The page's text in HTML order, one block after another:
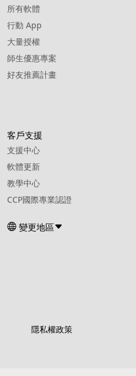
所有軟體
行動 App
大量授權
師生優惠專案
好友推薦計畫
客戶支援
支援中心
軟體更新
教學中心
CCP國際專業認證
變更地區
隱私權政策